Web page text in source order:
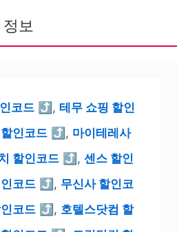
정보
코드 ⤴ , 테무 쇼핑 할인
인코드 ⤴ , 마이테레사
할인코드 ⤴ , 센스 할인
코드 ⤴ , 무신사 할인코
코드 ⤴ , 호텔스닷컴 할